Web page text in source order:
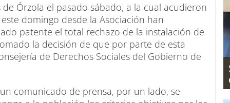
Órzola el pasado sábado, a la cual acudieron
domingo desde la Asociación han
patente el total rechazo de la instalación de
la decisión de que por parte de esta
de Derechos Sociales del Gobierno de
comunicado de prensa, por un lado, se